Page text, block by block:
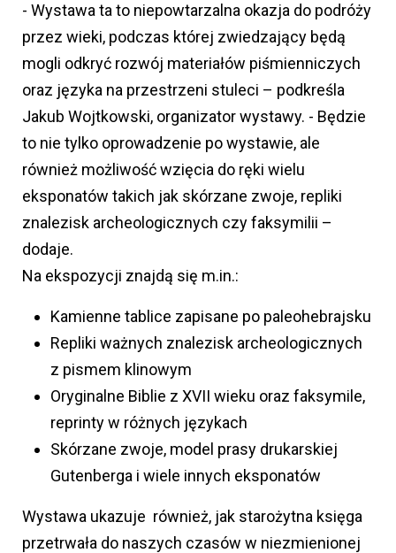
- Wystawa ta to niepowtarzalna okazja do podróży
przez wieki, podczas której zwiedzający będą
mogli odkryć rozwój materiałów piśmienniczych
oraz języka na przestrzeni stuleci – podkreśla
Jakub Wojtkowski, organizator wystawy. - Będzie
to nie tylko oprowadzenie po wystawie, ale
również możliwość wzięcia do ręki wielu
eksponatów takich jak skórzane zwoje, repliki
znalezisk archeologicznych czy faksymilii –
dodaje.
Na ekspozycji znajdą się m.in.:
Kamienne tablice zapisane po paleohebrajsku
Repliki ważnych znalezisk archeologicznych
z pismem klinowym
Oryginalne Biblie z XVII wieku oraz faksymile,
reprinty w różnych językach
Skórzane zwoje, model prasy drukarskiej
Gutenberga i wiele innych eksponatów
Wystawa ukazuje również, jak starożytna księga
przetrwała do naszych czasów w niezmienionej